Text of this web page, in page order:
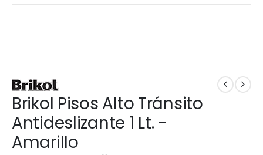
Brikol Pisos Alto Tránsito
Antideslizante 1 Lt. -
Amarillo